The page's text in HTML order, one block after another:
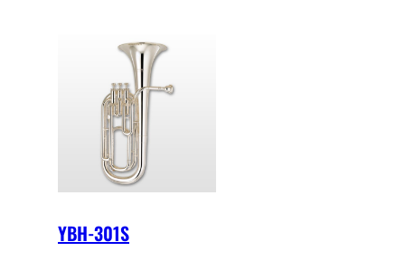
YBH-301S